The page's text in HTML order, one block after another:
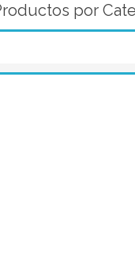
por